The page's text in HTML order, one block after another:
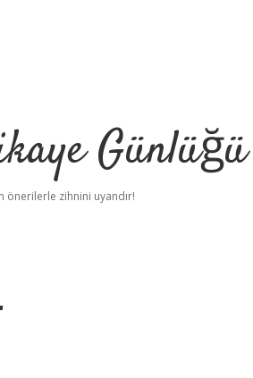
Günlüğü
önerilerle zihnini uyandır!